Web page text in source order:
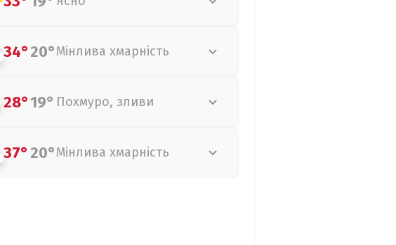
34°20°Мінлива хмарність
28°19° Похмуро, зливи
37°20°Мінлива хмарність